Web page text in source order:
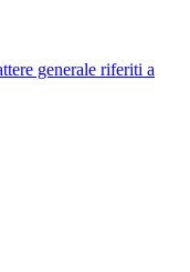
generale riferiti a